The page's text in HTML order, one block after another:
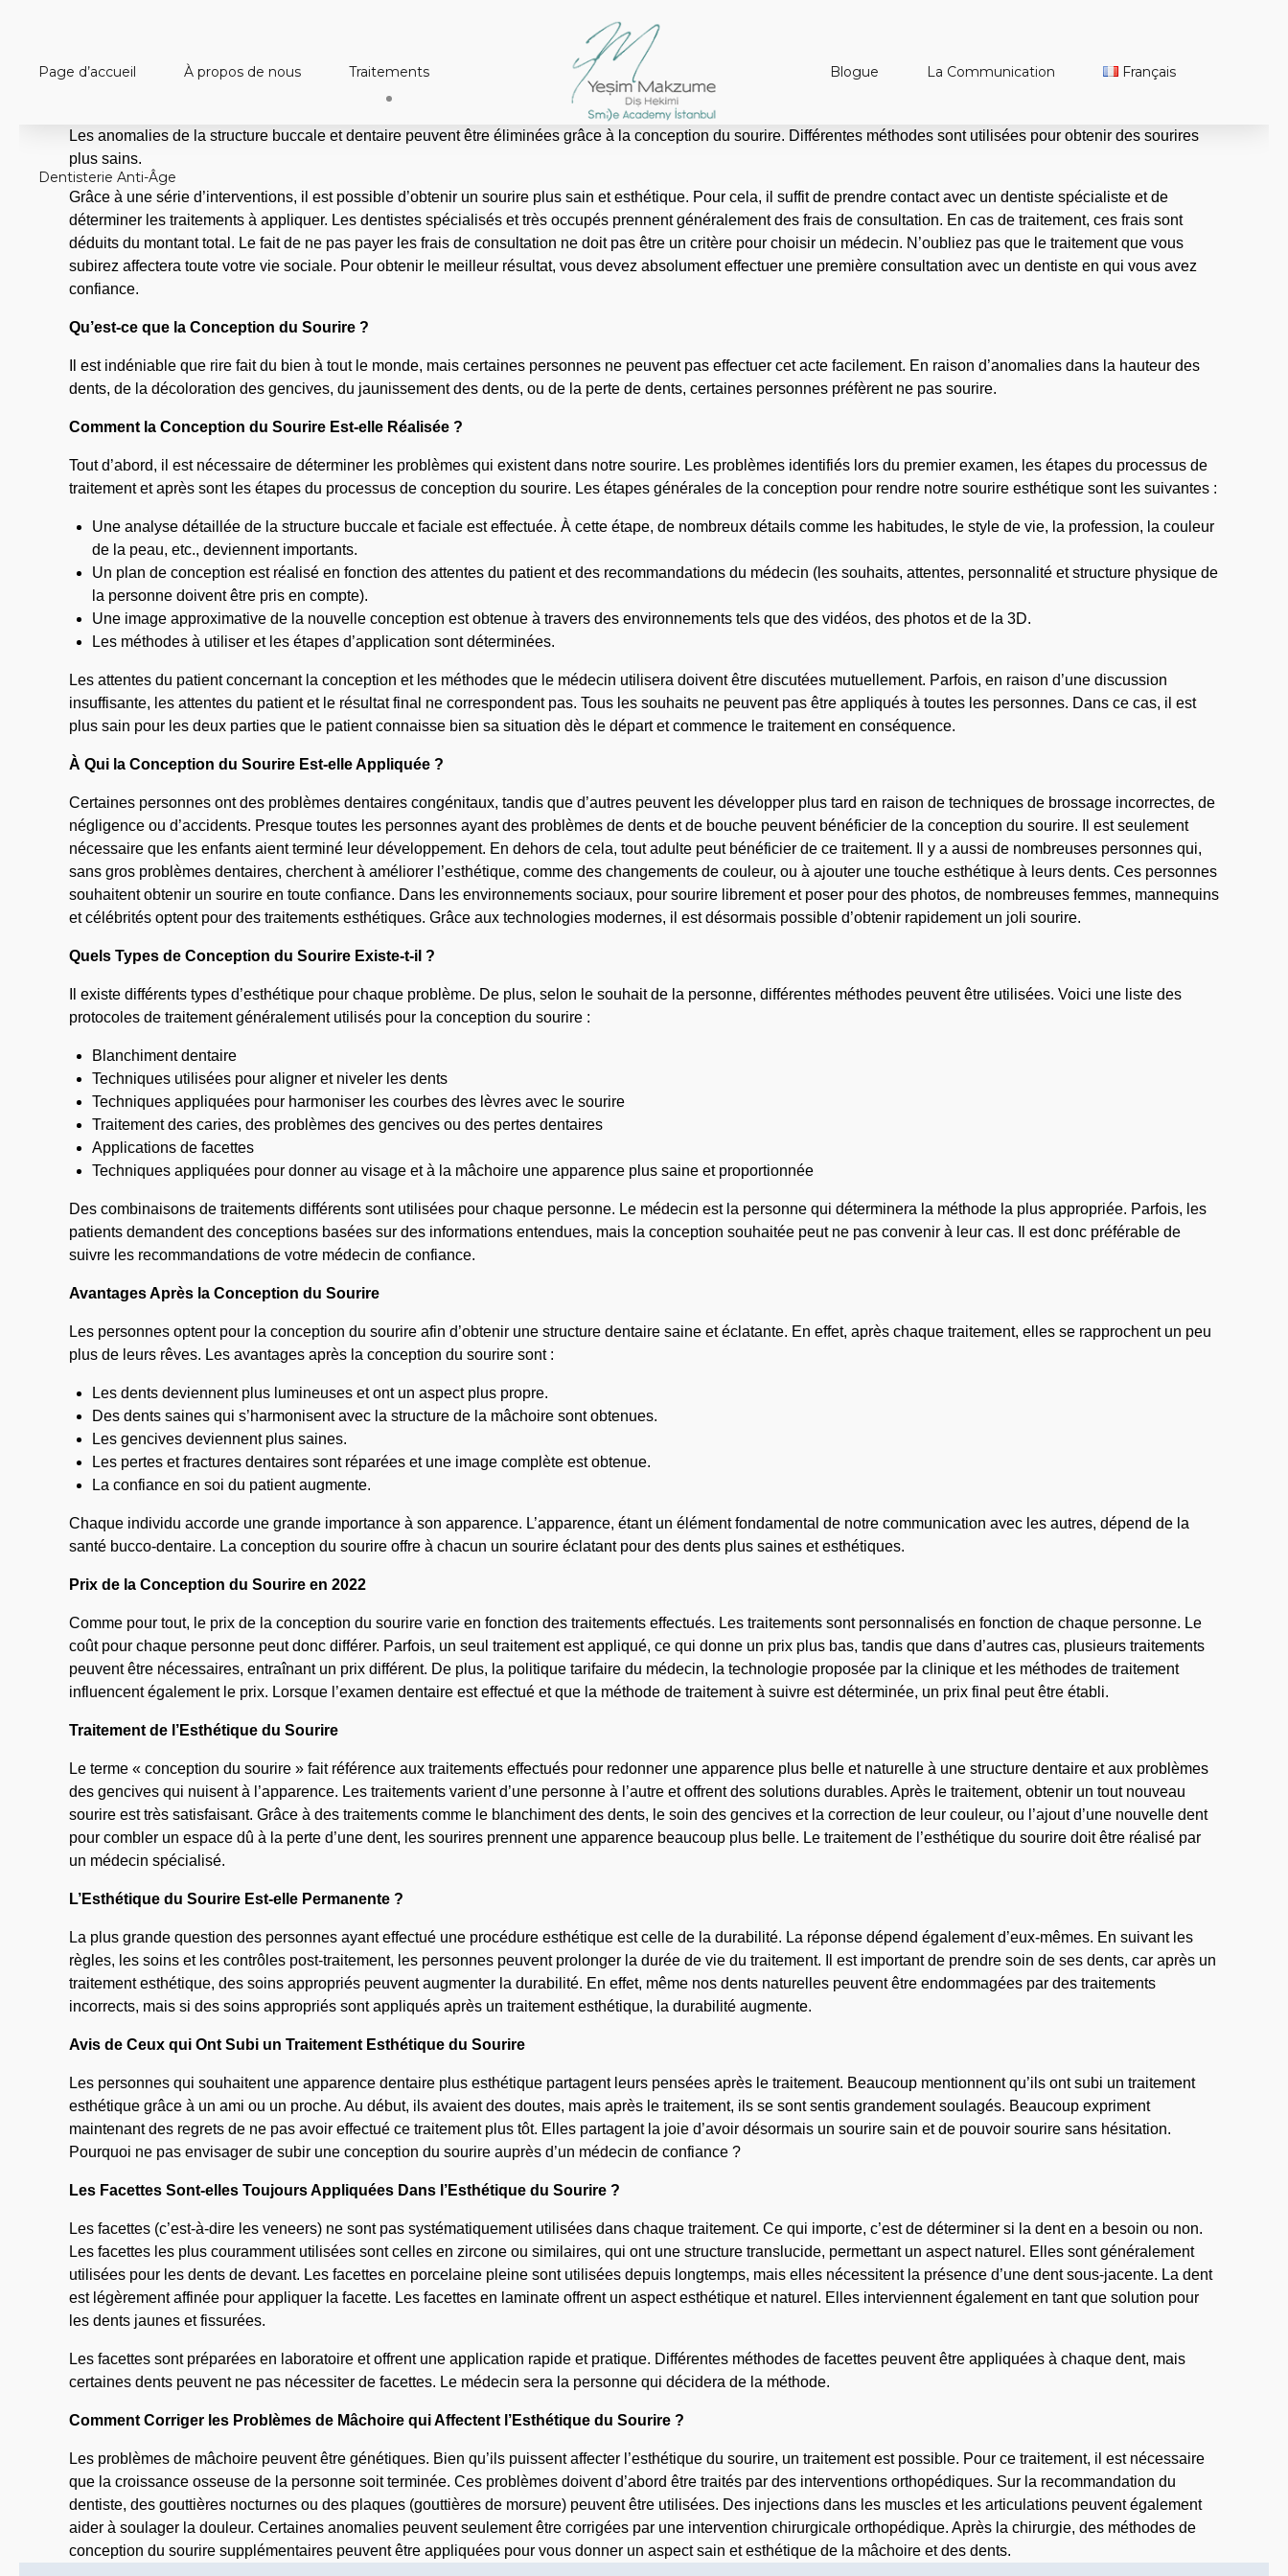
Page d’accueil À propos de nous Traitements
Dentisterie Anti-Âge
Blogue La Communication
Français
English
Les anomalies de la structure buccale et dentaire peuvent être éliminées grâce à la conception du sourire. Différentes méthodes sont utilisées pour obtenir des sourires
plus sains.
Grâce à une série d’interventions, il est possible d’obtenir un sourire plus sain et esthétique. Pour cela, il suffit de prendre contact avec un dentiste spécialiste et de
déterminer les traitements à appliquer. Les dentistes spécialisés et très occupés prennent généralement des frais de consultation. En cas de traitement, ces frais sont
déduits du montant total. Le fait de ne pas payer les frais de consultation ne doit pas être un critère pour choisir un médecin. N’oubliez pas que le traitement que vous
subirez affectera toute votre vie sociale. Pour obtenir le meilleur résultat, vous devez absolument effectuer une première consultation avec un dentiste en qui vous avez
confiance.
Qu’est-ce que la Conception du Sourire ?
Il est indéniable que rire fait du bien à tout le monde, mais certaines personnes ne peuvent pas effectuer cet acte facilement. En raison d’anomalies dans la hauteur des
dents, de la décoloration des gencives, du jaunissement des dents, ou de la perte de dents, certaines personnes préfèrent ne pas sourire.
Comment la Conception du Sourire Est-elle Réalisée ?
Tout d’abord, il est nécessaire de déterminer les problèmes qui existent dans notre sourire. Les problèmes identifiés lors du premier examen, les étapes du processus de
traitement et après sont les étapes du processus de conception du sourire. Les étapes générales de la conception pour rendre notre sourire esthétique sont les suivantes :
Une analyse détaillée de la structure buccale et faciale est effectuée. À cette étape, de nombreux détails comme les habitudes, le style de vie, la profession, la couleur
de la peau, etc., deviennent importants.
Un plan de conception est réalisé en fonction des attentes du patient et des recommandations du médecin (les souhaits, attentes, personnalité et structure physique de
la personne doivent être pris en compte).
Une image approximative de la nouvelle conception est obtenue à travers des environnements tels que des vidéos, des photos et de la 3D.
Les méthodes à utiliser et les étapes d’application sont déterminées.
Les attentes du patient concernant la conception et les méthodes que le médecin utilisera doivent être discutées mutuellement. Parfois, en raison d’une discussion
insuffisante, les attentes du patient et le résultat final ne correspondent pas. Tous les souhaits ne peuvent pas être appliqués à toutes les personnes. Dans ce cas, il est
plus sain pour les deux parties que le patient connaisse bien sa situation dès le départ et commence le traitement en conséquence.
À Qui la Conception du Sourire Est-elle Appliquée ?
Certaines personnes ont des problèmes dentaires congénitaux, tandis que d’autres peuvent les développer plus tard en raison de techniques de brossage incorrectes, de
négligence ou d’accidents. Presque toutes les personnes ayant des problèmes de dents et de bouche peuvent bénéficier de la conception du sourire. Il est seulement
nécessaire que les enfants aient terminé leur développement. En dehors de cela, tout adulte peut bénéficier de ce traitement. Il y a aussi de nombreuses personnes qui,
sans gros problèmes dentaires, cherchent à améliorer l’esthétique, comme des changements de couleur, ou à ajouter une touche esthétique à leurs dents. Ces personnes
souhaitent obtenir un sourire en toute confiance. Dans les environnements sociaux, pour sourire librement et poser pour des photos, de nombreuses femmes, mannequins
et célébrités optent pour des traitements esthétiques. Grâce aux technologies modernes, il est désormais possible d’obtenir rapidement un joli sourire.
Quels Types de Conception du Sourire Existe-t-il ?
Il existe différents types d’esthétique pour chaque problème. De plus, selon le souhait de la personne, différentes méthodes peuvent être utilisées. Voici une liste des
protocoles de traitement généralement utilisés pour la conception du sourire :
Blanchiment dentaire
Techniques utilisées pour aligner et niveler les dents
Techniques appliquées pour harmoniser les courbes des lèvres avec le sourire
Traitement des caries, des problèmes des gencives ou des pertes dentaires
Applications de facettes
Techniques appliquées pour donner au visage et à la mâchoire une apparence plus saine et proportionnée
Des combinaisons de traitements différents sont utilisées pour chaque personne. Le médecin est la personne qui déterminera la méthode la plus appropriée. Parfois, les
patients demandent des conceptions basées sur des informations entendues, mais la conception souhaitée peut ne pas convenir à leur cas. Il est donc préférable de
suivre les recommandations de votre médecin de confiance.
Avantages Après la Conception du Sourire
Les personnes optent pour la conception du sourire afin d’obtenir une structure dentaire saine et éclatante. En effet, après chaque traitement, elles se rapprochent un peu
plus de leurs rêves. Les avantages après la conception du sourire sont :
Les dents deviennent plus lumineuses et ont un aspect plus propre.
Des dents saines qui s’harmonisent avec la structure de la mâchoire sont obtenues.
Les gencives deviennent plus saines.
Les pertes et fractures dentaires sont réparées et une image complète est obtenue.
La confiance en soi du patient augmente.
Chaque individu accorde une grande importance à son apparence. L’apparence, étant un élément fondamental de notre communication avec les autres, dépend de la
santé bucco-dentaire. La conception du sourire offre à chacun un sourire éclatant pour des dents plus saines et esthétiques.
Prix de la Conception du Sourire en 2022
Comme pour tout, le prix de la conception du sourire varie en fonction des traitements effectués. Les traitements sont personnalisés en fonction de chaque personne. Le
coût pour chaque personne peut donc différer. Parfois, un seul traitement est appliqué, ce qui donne un prix plus bas, tandis que dans d’autres cas, plusieurs traitements
peuvent être nécessaires, entraînant un prix différent. De plus, la politique tarifaire du médecin, la technologie proposée par la clinique et les méthodes de traitement
influencent également le prix. Lorsque l’examen dentaire est effectué et que la méthode de traitement à suivre est déterminée, un prix final peut être établi.
Traitement de l’Esthétique du Sourire
Le terme « conception du sourire » fait référence aux traitements effectués pour redonner une apparence plus belle et naturelle à une structure dentaire et aux problèmes
des gencives qui nuisent à l’apparence. Les traitements varient d’une personne à l’autre et offrent des solutions durables. Après le traitement, obtenir un tout nouveau
sourire est très satisfaisant. Grâce à des traitements comme le blanchiment des dents, le soin des gencives et la correction de leur couleur, ou l’ajout d’une nouvelle dent
pour combler un espace dû à la perte d’une dent, les sourires prennent une apparence beaucoup plus belle. Le traitement de l’esthétique du sourire doit être réalisé par
un médecin spécialisé.
L’Esthétique du Sourire Est-elle Permanente ?
La plus grande question des personnes ayant effectué une procédure esthétique est celle de la durabilité. La réponse dépend également d’eux-mêmes. En suivant les
règles, les soins et les contrôles post-traitement, les personnes peuvent prolonger la durée de vie du traitement. Il est important de prendre soin de ses dents, car après un
traitement esthétique, des soins appropriés peuvent augmenter la durabilité. En effet, même nos dents naturelles peuvent être endommagées par des traitements
incorrects, mais si des soins appropriés sont appliqués après un traitement esthétique, la durabilité augmente.
Avis de Ceux qui Ont Subi un Traitement Esthétique du Sourire
Les personnes qui souhaitent une apparence dentaire plus esthétique partagent leurs pensées après le traitement. Beaucoup mentionnent qu’ils ont subi un traitement
esthétique grâce à un ami ou un proche. Au début, ils avaient des doutes, mais après le traitement, ils se sont sentis grandement soulagés. Beaucoup expriment
maintenant des regrets de ne pas avoir effectué ce traitement plus tôt. Elles partagent la joie d’avoir désormais un sourire sain et de pouvoir sourire sans hésitation.
Pourquoi ne pas envisager de subir une conception du sourire auprès d’un médecin de confiance ?
Les Facettes Sont-elles Toujours Appliquées Dans l’Esthétique du Sourire ?
Les facettes (c’est-à-dire les veneers) ne sont pas systématiquement utilisées dans chaque traitement. Ce qui importe, c’est de déterminer si la dent en a besoin ou non.
Les facettes les plus couramment utilisées sont celles en zircone ou similaires, qui ont une structure translucide, permettant un aspect naturel. Elles sont généralement
utilisées pour les dents de devant. Les facettes en porcelaine pleine sont utilisées depuis longtemps, mais elles nécessitent la présence d’une dent sous-jacente. La dent
est légèrement affinée pour appliquer la facette. Les facettes en laminate offrent un aspect esthétique et naturel. Elles interviennent également en tant que solution pour
les dents jaunes et fissurées.
Les facettes sont préparées en laboratoire et offrent une application rapide et pratique. Différentes méthodes de facettes peuvent être appliquées à chaque dent, mais
certaines dents peuvent ne pas nécessiter de facettes. Le médecin sera la personne qui décidera de la méthode.
Comment Corriger les Problèmes de Mâchoire qui Affectent l’Esthétique du Sourire ?
Les problèmes de mâchoire peuvent être génétiques. Bien qu’ils puissent affecter l’esthétique du sourire, un traitement est possible. Pour ce traitement, il est nécessaire
que la croissance osseuse de la personne soit terminée. Ces problèmes doivent d’abord être traités par des interventions orthopédiques. Sur la recommandation du
dentiste, des gouttières nocturnes ou des plaques (gouttières de morsure) peuvent être utilisées. Des injections dans les muscles et les articulations peuvent également
aider à soulager la douleur. Certaines anomalies peuvent seulement être corrigées par une intervention chirurgicale orthopédique. Après la chirurgie, des méthodes de
conception du sourire supplémentaires peuvent être appliquées pour vous donner un aspect sain et esthétique de la mâchoire et des dents.